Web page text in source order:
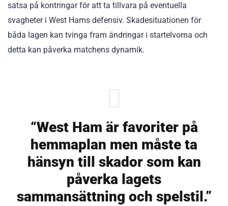
satsa på kontringar för att ta tillvara på eventuella
svagheter i West Hams defensiv. Skadesituationen för
båda lagen kan tvinga fram ändringar i startelvorna och
detta kan påverka matchens dynamik.
“West Ham är favoriter på
hemmaplan men måste ta
hänsyn till skador som kan
påverka lagets
sammansättning och spelstil.”